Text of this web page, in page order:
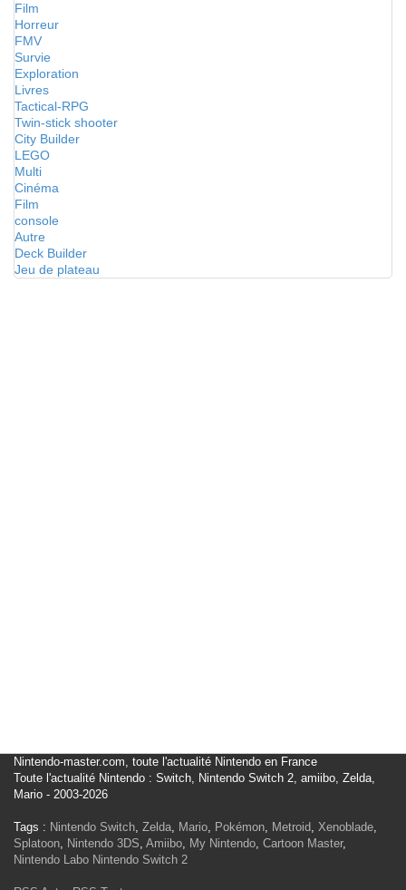
Film
Horreur
FMV
Survie
Exploration
Livres
Tactical-RPG
Twin-stick shooter
City Builder
LEGO
Multi
Cinéma
Film
console
Autre
Deck Builder
Jeu de plateau
Nintendo-master.com, toute l'actualité Nintendo en France
Toute l'actualité Nintendo : Switch, Nintendo Switch 2, amiibo, Zelda,
Mario - 2003-2026
Tags : Nintendo Switch, Zelda, Mario, Pokémon, Metroid, Xenoblade,
Splatoon, Nintendo 3DS, Amiibo, My Nintendo, Cartoon Master,
Nintendo Labo Nintendo Switch 2